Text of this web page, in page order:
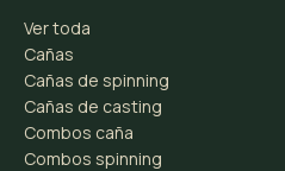
Ver toda
Cañas
Cañas de spinning
Cañas de casting
Combos caña
Combos spinning